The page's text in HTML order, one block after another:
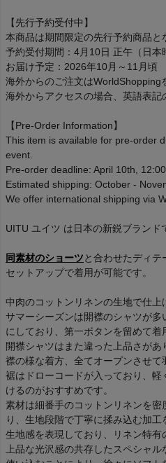
【先行予約受付中】
本商品は期間限定の先行予約商品と
予約受付期間：4月10日 正午（日本
お届け予定：2026年10月～11月頃
海外からのご注文はWorldShopping
海外からアクセスの場合、英語表記
【Pre-Order Information】
This item is available for pre-order
event.
Pre-order deadline: April 10th,
Estimated shipping: October -
We offer international shipping via
UITU ユイツ は日本の新鋭ブランド
同素材のショーツと合わせたディテ
セットアップで着用が可能です。
中肉のコットンリネンの生地で仕上
サマーシーズンは開襟のシャツが
にしており、第一ボタンを留めて着
開襟シャツはまた違った上品さが
襟の様な着方、全てオープンさせて
裾はドローコードが入っており、
けるのがおすすめです。
素材は細番手のコットンリネンを
り、生地段階で丁寧に揉み込む加
生地感を表現しており、リネン特有
上品な光沢感の共存したスペシャル